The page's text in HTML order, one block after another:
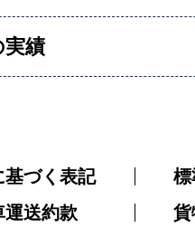
実績
基づく表記
標
運送約款
貨